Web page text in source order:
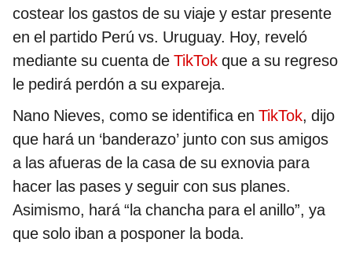
costear los gastos de su viaje y estar presente
en el partido Perú vs. Uruguay. Hoy, reveló
mediante su cuenta de TikTok que a su regreso
le pedirá perdón a su expareja.
Nano Nieves, como se identifica en TikTok, dijo
que hará un ‘banderazo’ junto con sus amigos
a las afueras de la casa de su exnovia para
hacer las pases y seguir con sus planes.
Asimismo, hará “la chancha para el anillo”, ya
que solo iban a posponer la boda.